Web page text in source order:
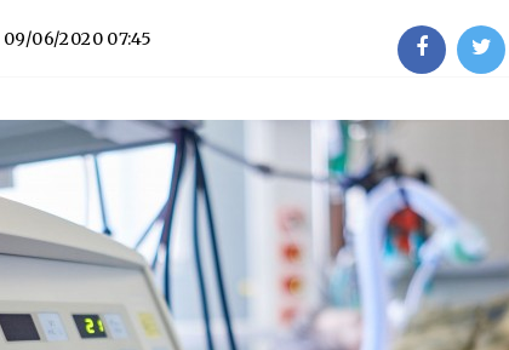
09/06/2020 07:45